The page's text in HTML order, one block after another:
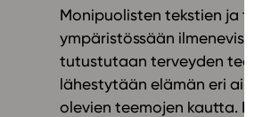
Monipuolisten tekstien ja
ympäristössään ilmenevistä
tutustutaan terveyden
lähestytään elämän eri
olevien teemojen kautta.